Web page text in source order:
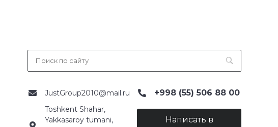
JustGroup2010@mail.ru +998 (55) 506 88 00
Toshkent Shahar,
Yakkasaroy tumani,
Написать в